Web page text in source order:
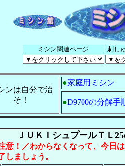
ミシン関連ページ 刺し
ンは自分で治
そ！
●家庭用ミシン
●D9700の分解手
ＪＵＫＩシュプールＴＬ
意！／わからなくなって、今日
しましょう。